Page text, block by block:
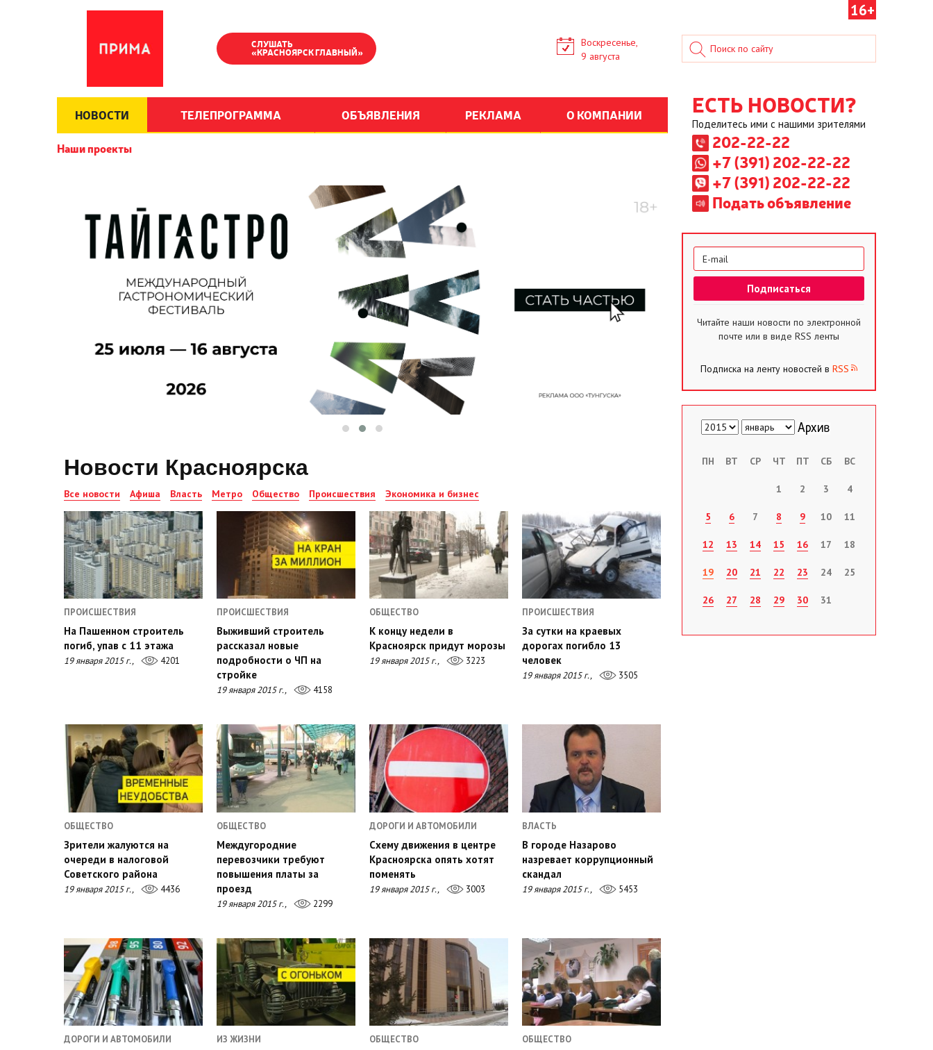
16+
СЛУШАТЬ
«КРАСНОЯРСК ГЛАВНЫЙ»
Воскресенье,
9 августа
НОВОСТИ ТЕЛЕПРОГРАММА ОБЪЯВЛЕНИЯ РЕКЛАМА О КОМПАНИИ
Наши проекты
ЕСТЬ НОВОСТИ?
Поделитесь ими с нашими зрителями
202-22-22
+7 (391) 202-22-22
+7 (391) 202-22-22
Подать объявление
Новости Красноярска
Все новости Афиша Власть Метро Общество Происшествия Экономика и бизнес
ПРОИСШЕСТВИЯ
На Пашенном строитель
погиб, упав с 11 этажа
19 января 2015 г., 4201
ПРОИСШЕСТВИЯ
Выживший строитель
рассказал новые
подробности о ЧП на
стройке
19 января 2015 г., 4158
ОБЩЕСТВО
К концу недели в
Красноярск придут морозы
19 января 2015 г., 3223
ПРОИСШЕСТВИЯ
За сутки на краевых
дорогах погибло 13
человек
19 января 2015 г., 3505
ОБЩЕСТВО
Зрители жалуются на
очереди в налоговой
Советского района
19 января 2015 г., 4436
ОБЩЕСТВО
Междугородние
перевозчики требуют
повышения платы за
проезд
19 января 2015 г., 2299
ДОРОГИ И АВТОМОБИЛИ
Схему движения в центре
Красноярска опять хотят
поменять
19 января 2015 г., 3003
ВЛАСТЬ
В городе Назарово
назревает коррупционный
скандал
19 января 2015 г., 5453
ДОРОГИ И АВТОМОБИЛИ ИЗ ЖИЗНИ ОБЩЕСТВО ОБЩЕСТВО
Читайте наши новости по электронной
почте или в виде RSS ленты
Подписка на ленту новостей в RSS
ПН ВТ СР ЧТ ПТ СБ ВС
1 2 3 4
5 6 7 8 9 10 11
12 13 14 15 16 17 18
19 20 21 22 23 24 25
26 27 28 29 30 31